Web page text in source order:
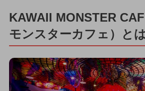
KAWAII MONSTER
モンスターカフェ）とは